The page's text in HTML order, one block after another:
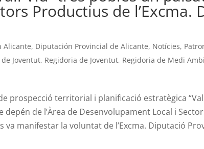
Productius de l’Excma.
Alicante, Diputación Provincial de Alicante, Notícies,
Joventut, Regidoria de Joventut, Regidoria de Medi
prospecció territorial i planificació estratègica
depén de l’Àrea de Desenvolupament Local i
manifestar la voluntat de l’Excma. Diputació